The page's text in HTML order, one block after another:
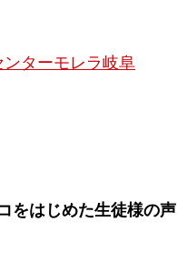
ターモレラ岐阜
をはじめた生徒様の声